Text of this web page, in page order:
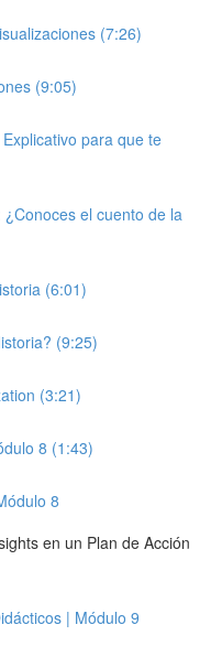
(7:26)
(9:05)
para que te
el cuento de la
(6:01)
(9:25)
(3:21)
8 (1:43)
8
en un Plan de Acción
| Módulo 9